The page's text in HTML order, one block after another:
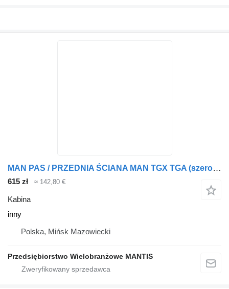
MAN PAS / PRZEDNIA ŚCIANA MAN TGX TGA (szeroka kabina) inny do ciągnika siodłowego
615 zł ≈ 142,80 €
Kabina
inny
Polska, Mińsk Mazowiecki
Przedsiębiorstwo Wielobranżowe MANTIS